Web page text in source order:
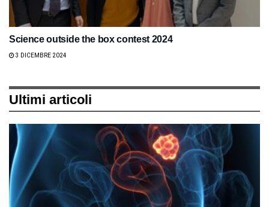
Science outside the box contest 2024
3 DICEMBRE 2024
Ultimi articoli